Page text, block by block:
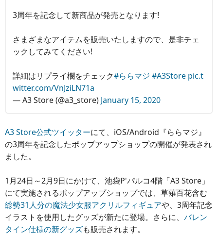
3周年を記念して新商品が発売となります!
さまざまなアイテムを販売いたしますので、是非チェ
ックしてみてください!
詳細はリプライ欄をチェック#ららマジ #A3Store pic.t
witter.com/VnJziLN71a
— A3 Store (@a3_store) January 15, 2020
A3 Store公式ツイッターにて、iOS/Android『ららマジ』
の3周年を記念したポップアップショップの開催が発表され
ました。
1月24日～2月9日にかけて、池袋P'パルコ4階「A3 Store」
にて実施されるポップアップショップでは、草薙百花含む
総勢31人分の魔法少女服アクリルフィギュアや、3周年記念
イラストを使用したグッズが新たに登場。さらに、 バレン
タイン仕様の新グッズも販売されます。